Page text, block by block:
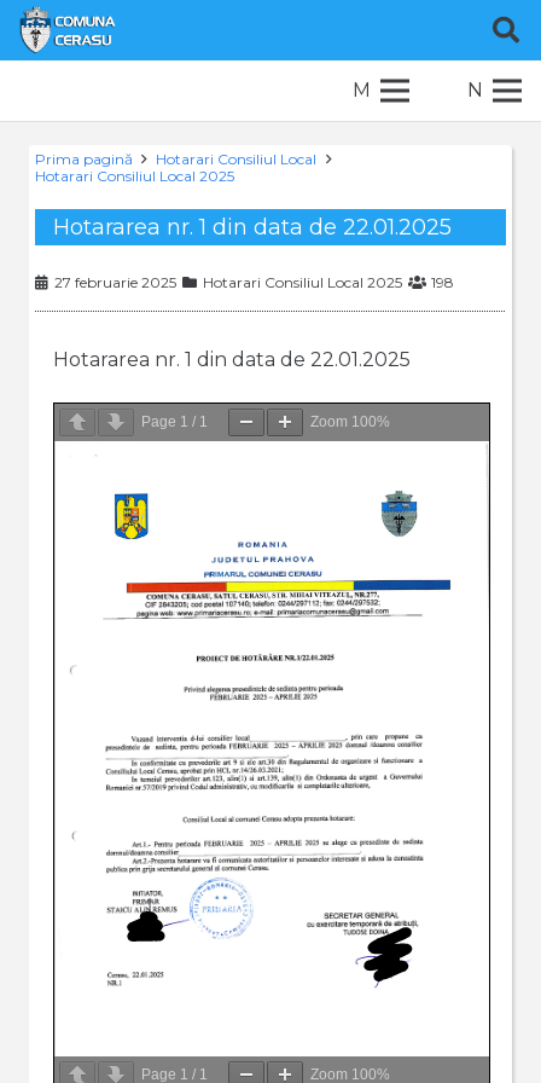
M N
Prima pagină
Hotarari Consiliul Local
Hotarari Consiliul Local 2025
Hotararea nr. 1 din data de 22.01.2025
27 februarie 2025 Hotarari Consiliul Local 2025 198
Hotararea nr. 1 din data de 22.01.2025
Page 1 / 1 Zoom 100%
Page 1 / 1 Zoom 100%